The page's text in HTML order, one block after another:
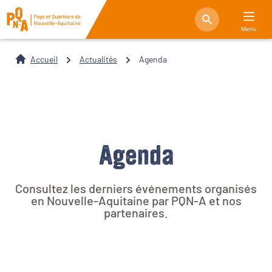
Menu
Accueil Actualités Agenda
Agenda
Consultez les derniers événements organisés
en Nouvelle-Aquitaine par PQN-A et nos
partenaires.